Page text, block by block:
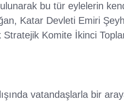
bu tür eylelerin
Katar Devleti Emiri
Komite İkinci
vatandaşlarla bir